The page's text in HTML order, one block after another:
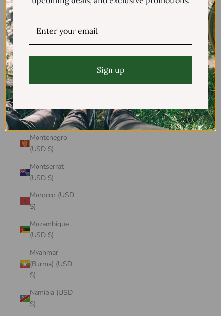
Mayotte (USD
Mexico (USD $)
Mongolia (USD
$)
Montenegro
(USD $)
Montserrat
(USD $)
Morocco (USD
$)
Mozambique
(USD $)
Myanmar
(Burma) (USD
$)
Namibia (USD
$)
Sign up